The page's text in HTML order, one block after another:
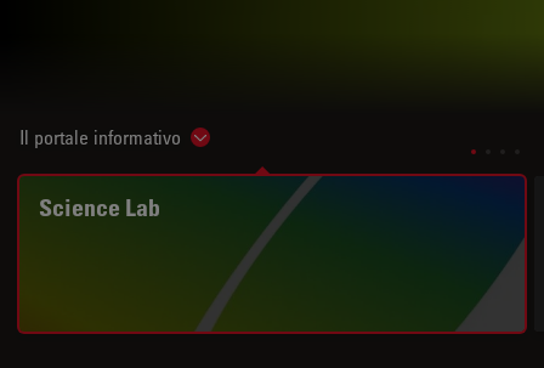
Il portale informativo Show subnavigation
Science Lab